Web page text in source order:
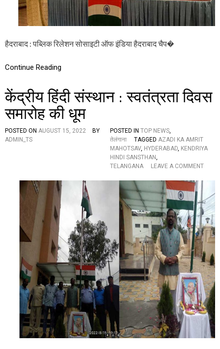
या
त्स
व
इ
न
रं
र
स्व
तं
त्र
ता
से
ना
नि
यों
का
म्मा
न
(
फो
टो
डि
हैदराबाद : पब्लिक रिलेशन सोसाइटी ऑफ इंडिया हैदराबाद चैप�
Continue Reading
केंद्रीय हिंदी संस्थान : स्वतंत्रता दिवस
समारोह की धूम
POSTED ON AUGUST 15, 2022
BY
ADMIN_TS
POSTED IN TOP NEWS,
तेलंगाना
TAGGED AZADI KA AMRIT
MAHOTSAV, HYDERABAD, KENDRIYA
HINDI SANSTHAN,
TELANGANA
LEAVE A COMMENTO
य
हिं
दी
सं
स्था
:
स्व
त्र
ता
दि
व
स